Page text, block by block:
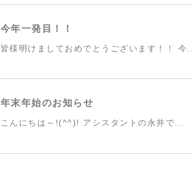
今年一発目！！
皆様明けましておめでとうございます！！ 今...
年末年始のお知らせ
こんにちは～!(^^)! アシスタントの永井で...